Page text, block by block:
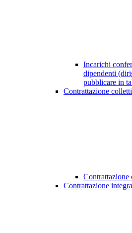
Incarichi
dipendenti
pubblicare in
Contrattazione
Contrattazione
Contrattazione